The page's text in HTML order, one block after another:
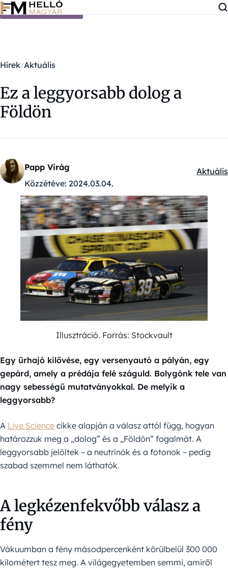
Ugrás a tartalomra
Hírek Aktuális
Ez a leggyorsabb dolog a
Földön
Papp Virág
Közzétéve: 2024.03.04.
Aktuális
Illusztráció. Forrás: Stockvault
Egy űrhajó kilövése, egy versenyautó a pályán, egy
gepárd, amely a prédája felé száguld. Bolygónk tele van
nagy sebességű mutatványokkal. De melyik a
leggyorsabb?
A Live Science cikke alapján a válasz attól függ, hogyan
határozzuk meg a „dolog” és a „Földön” fogalmát. A
leggyorsabb jelöltek – a neutrínók és a fotonok – pedig
szabad szemmel nem láthatók.
A legkézenfekvőbb válasz a
fény
Vákuumban a fény másodpercenként körülbelül 300 000
kilométert tesz meg. A világegyetemben semmi, amiről